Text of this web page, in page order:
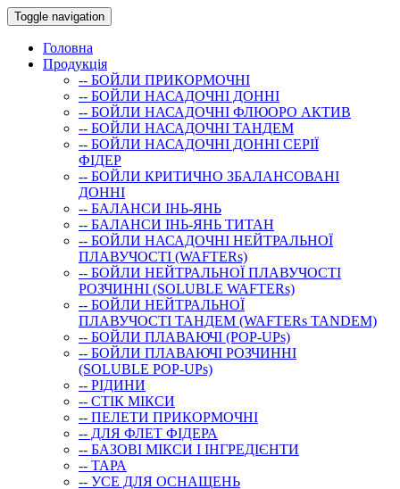
Toggle navigation
Головна
Продукція
-- БОЙЛИ ПРИКОРМОЧНI
-- БОЙЛИ НАСАДОЧНI ДОННI
-- БОЙЛИ НАСАДОЧНІ ФЛЮОРО АКТИВ
-- БОЙЛИ НАСАДОЧНІ ТАНДЕМ
-- БОЙЛИ НАСАДОЧНI ДОННI СЕРIÏ
ФIДЕР
-- БОЙЛИ КРИТИЧНО ЗБАЛАНСОВАНІ
ДОННІ
-- БАЛАНСИ ІНЬ-ЯНЬ
-- БАЛАНСИ ІНЬ-ЯНЬ ТИТАН
-- БОЙЛИ НАСАДОЧНI НЕЙТРАЛЬНОÏ
ПЛАВУЧОСТI (WAFTERs)
-- БОЙЛИ НЕЙТРАЛЬНОЇ ПЛАВУЧОСТІ
РОЗЧИННІ (SOLUBLE WAFTERs)
-- БОЙЛИ НЕЙТРАЛЬНОЇ
ПЛАВУЧОСТІ ТАНДЕМ (WAFTERs TANDEM)
-- БОЙЛИ ПЛАВАЮЧІ (POP-UPs)
-- БОЙЛИ ПЛАВАЮЧI РОЗЧИННI
(SOLUBLE POP-UPs)
-- РIДИНИ
-- СТIК МIКСИ
-- ПЕЛЕТИ ПРИКОРМОЧНІ
-- ДЛЯ ФЛЕТ ФІДЕРА
-- БАЗОВІ МІКСИ І ІНГРЕДІЄНТИ
-- ТАРА
-- УСЕ ДЛЯ ОСНАЩЕНЬ